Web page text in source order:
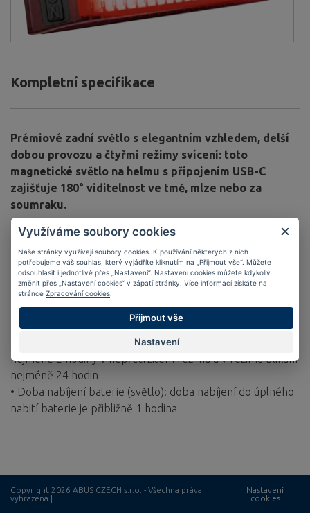
Kompletní specifikace
Prémiové zadní světlo s elegantním vzhledem, delší
dobou provozu a čtyřmi režimy svícení: toto
magnetické světlo na helmu s připojením USB-C
zajišťuje 180° viditelnost ve tmě, mlze nebo za
soumraku.
• Kompatibilní pro přilby: Taipan + Urban-I 4.0
• Micro-USB: světlo lze snadno nabíjet přes rozhraní micro
USB
• třída ochrany IP44
• Čtyři různé režimy svícení: Stálé svícení, výkonné svícení,
pulzace a blikání
• Provozní doba v hodinách: doba používání světla
nejméně 2 hodiny v nepřetržitém režimu a v režimu blikání
nejméně 24 hodin
• Doba nabíjení baterie (světlo): doba nabíjení do úplného
nabití baterie je přibližně 1 hodina
Copyright 2026 ABUS CZECH s.r.o. - Všechna práva
vyhrazena |
Nastavení
cookies
Využíváme soubory cookies
Naše stránky využívají soubory cookies. K používání některých z nich
potřebujeme váš souhlas, který vyjádříte kliknutím na „Přijmout vše“. Můžete
odsouhlasit i jednotlivě přes „Nastavení“. Nastavení cookies můžete kdykoliv
změnit přes „Nastavení cookies“ v zápatí stránky. Více informací získáte na
stránce Zpracování cookies
Přijmout vše
Nastavení